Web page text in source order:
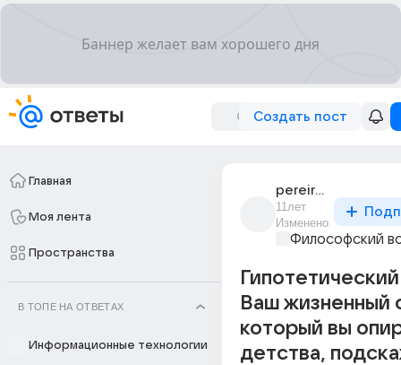
Создать пост
Главная
Моя лента
Пространства
В ТОПЕ НА ОТВЕТАХ
Информационные технологии
pereira_the_king
11лет
Изменено
Философский
Ваш жизненный
который вы
детства,